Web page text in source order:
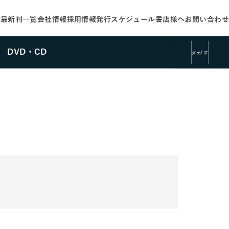
最新刊一覧会社情報採用情報発行スケジュール書店様へお問い合わせ
DVD・CD さがす